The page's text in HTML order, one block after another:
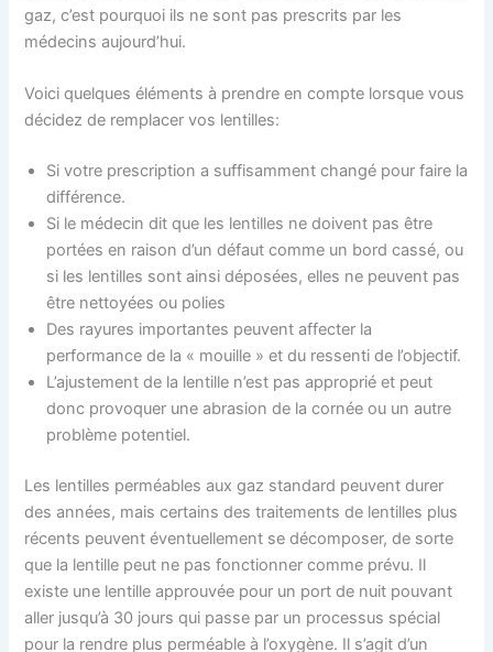
gaz, c’est pourquoi ils ne sont pas prescrits par les
médecins aujourd’hui.
Voici quelques éléments à prendre en compte lorsque vous
décidez de remplacer vos lentilles:
Si votre prescription a suffisamment changé pour faire la
différence.
Si le médecin dit que les lentilles ne doivent pas être
portées en raison d’un défaut comme un bord cassé, ou
si les lentilles sont ainsi déposées, elles ne peuvent pas
être nettoyées ou polies
Des rayures importantes peuvent affecter la
performance de la « mouille » et du ressenti de l’objectif.
L’ajustement de la lentille n’est pas approprié et peut
donc provoquer une abrasion de la cornée ou un autre
problème potentiel.
Les lentilles perméables aux gaz standard peuvent durer
des années, mais certains des traitements de lentilles plus
récents peuvent éventuellement se décomposer, de sorte
que la lentille peut ne pas fonctionner comme prévu. Il
existe une lentille approuvée pour un port de nuit pouvant
aller jusqu’à 30 jours qui passe par un processus spécial
pour la rendre plus perméable à l’oxygène. Il s’agit d’un